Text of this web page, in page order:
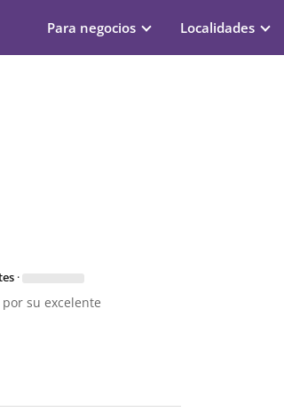
Para negocios Localidades
·
su excelente